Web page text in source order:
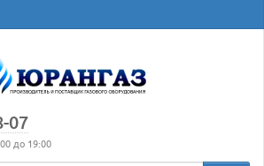
07
до 19:00